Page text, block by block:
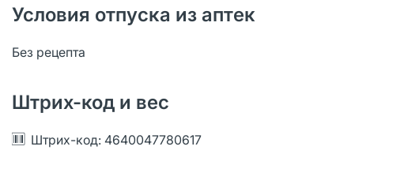
Условия отпуска из аптек
Без рецепта
Штрих-код и вес
Штрих-код: 4640047780617